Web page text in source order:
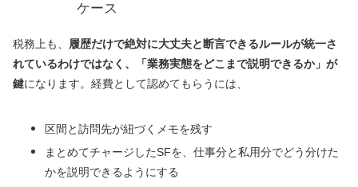
ケース
税務上も、 履歴だけで絶対に大丈夫と断言できるルールが統一さ
れているわけではなく、「業務実態をどこまで説明できるか」が
鍵になります。経費として認めてもらうには、
区間と訪問先が紐づくメモを残す
まとめてチャージしたSFを、仕事分と私用分でどう分けた
かを説明できるようにする